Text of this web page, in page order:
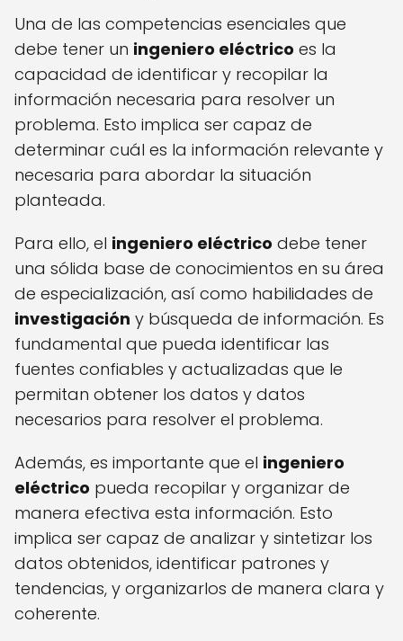
Una de las competencias esenciales que
debe tener un ingeniero eléctrico es la
capacidad de identificar y recopilar la
información necesaria para resolver un
problema. Esto implica ser capaz de
determinar cuál es la información relevante y
necesaria para abordar la situación
planteada.
Para ello, el ingeniero eléctrico debe tener
una sólida base de conocimientos en su área
de especialización, así como habilidades de
investigación y búsqueda de información. Es
fundamental que pueda identificar las
fuentes confiables y actualizadas que le
permitan obtener los datos y datos
necesarios para resolver el problema.
Además, es importante que el ingeniero
eléctrico pueda recopilar y organizar de
manera efectiva esta información. Esto
implica ser capaz de analizar y sintetizar los
datos obtenidos, identificar patrones y
tendencias, y organizarlos de manera clara y
coherente.